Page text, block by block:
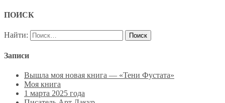
ПОИСК
Найти:
Записи
Вышла моя новая книга — «Тени Фустата»
Моя книга
1 марта 2025 года